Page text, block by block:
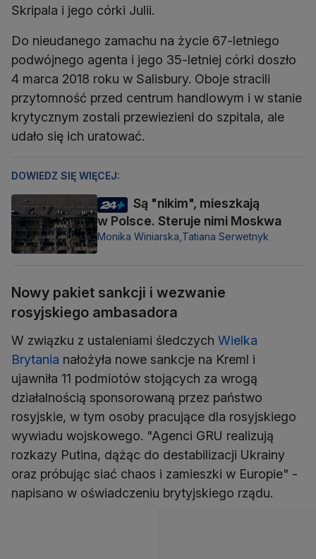
Skripala i jego córki Julii.
Do nieudanego zamachu na życie 67-letniego
podwójnego agenta i jego 35-letniej córki doszło
4 marca 2018 roku w Salisbury. Oboje stracili
przytomność przed centrum handlowym i w stanie
krytycznym zostali przewiezieni do szpitala, ale
udało się ich uratować.
DOWIEDZ SIĘ WIĘCEJ:
Są "nikim", mieszkają
w Polsce. Steruje nimi Moskwa
Monika Winiarska, Tatiana Serwetnyk
Nowy pakiet sankcji i wezwanie
rosyjskiego ambasadora
W związku z ustaleniami śledczych Wielka
Brytania nałożyła nowe sankcje na Kreml i
ujawniła 11 podmiotów stojących za wrogą
działalnością sponsorowaną przez państwo
rosyjskie, w tym osoby pracujące dla rosyjskiego
wywiadu wojskowego. "Agenci GRU realizują
rozkazy Putina, dążąc do destabilizacji Ukrainy
oraz próbując siać chaos i zamieszki w Europie" -
napisano w oświadczeniu brytyjskiego rządu.